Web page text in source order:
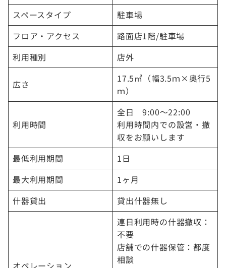
スペースタイプ
駐車場
フロア・アクセス
路面店1階/駐車場
利用種別
店外
広さ
17.5㎡（幅3.5ｍ×奥行5
ｍ）
利用時間
全日 9:00～22:00
利用時間内での設営・撤
収をお願いします
最低利用期間
1日
最大利用期間
1ヶ月
什器貸出
貸出什器無し
オペレーション
連日利用時の什器撤収：
不要
店舗での什器保管：都度
相談